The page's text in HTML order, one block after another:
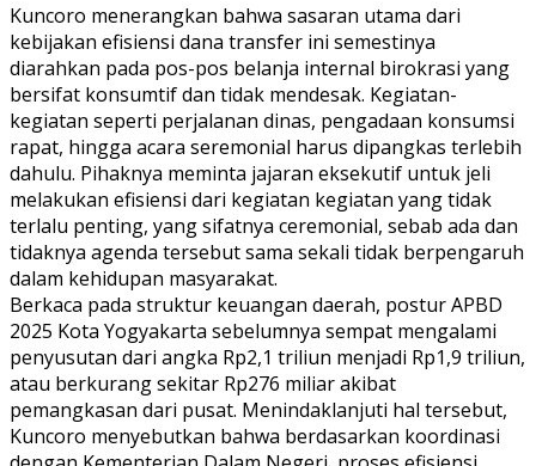
Kuncoro menerangkan bahwa sasaran utama dari
kebijakan efisiensi dana transfer ini semestinya
diarahkan pada pos-pos belanja internal birokrasi yang
bersifat konsumtif dan tidak mendesak. Kegiatan-
kegiatan seperti perjalanan dinas, pengadaan konsumsi
rapat, hingga acara seremonial harus dipangkas terlebih
dahulu. Pihaknya meminta jajaran eksekutif untuk jeli
melakukan efisiensi dari kegiatan kegiatan yang tidak
terlalu penting, yang sifatnya ceremonial, sebab ada dan
tidaknya agenda tersebut sama sekali tidak berpengaruh
dalam kehidupan masyarakat.
Berkaca pada struktur keuangan daerah, postur APBD
2025 Kota Yogyakarta sebelumnya sempat mengalami
penyusutan dari angka Rp2,1 triliun menjadi Rp1,9 triliun,
atau berkurang sekitar Rp276 miliar akibat
pemangkasan dari pusat. Menindaklanjuti hal tersebut,
Kuncoro menyebutkan bahwa berdasarkan koordinasi